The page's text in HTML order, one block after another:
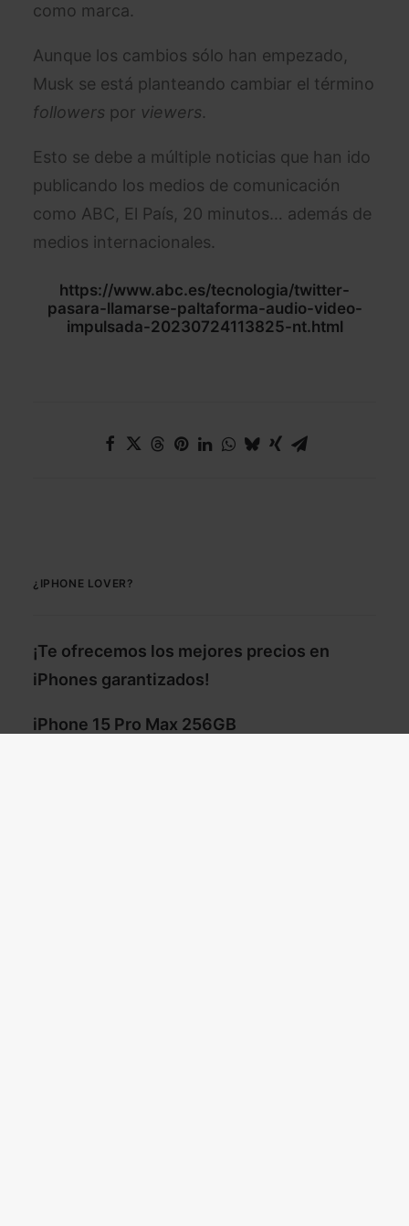
como marca.
Aunque los cambios sólo han empezado,
Musk se está planteando cambiar el término
followers por viewers.
Esto se debe a múltiple noticias que han ido
publicando los medios de comunicación
como ABC, El País, 20 minutos… además de
medios internacionales.
https://www.abc.es/tecnologia/twitter-
pasara-llamarse-paltaforma-audio-video-
impulsada-20230724113825-nt.html
¿IPHONE LOVER?
¡Te ofrecemos los mejores precios en
iPhones garantizados!
iPhone 15 Pro Max 256GB